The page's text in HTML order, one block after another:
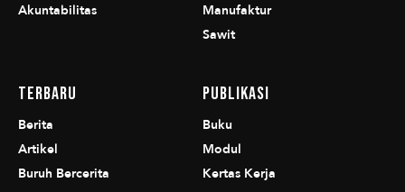
Akuntabilitas
Manufaktur
Sawit
Terbaru
Berita
Artikel
Buruh Bercerita
Publikasi
Buku
Modul
Kertas Kerja